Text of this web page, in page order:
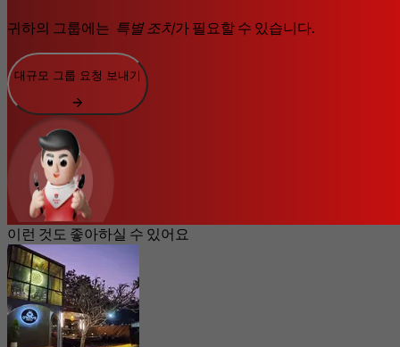
귀하의 그룹에는 특별 조치가 필요할 수 있습니다.
대규모 그룹 요청 보내기
이런 것도 좋아하실 수 있어요